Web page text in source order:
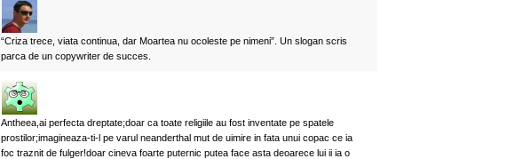
“Criza trece, viata continua, dar Moartea nu ocoleste pe nimeni”. Un slogan scris
parca de un copywriter de succes.
Antheea,ai perfecta dreptate;doar ca toate religiile au fost inventate pe spatele
prostilor;imagineaza-ti-l pe varul neanderthal mut de uimire in fata unui copac ce ia
foc traznit de fulger!doar cineva foarte puternic putea face asta deoarece lui ii ia o